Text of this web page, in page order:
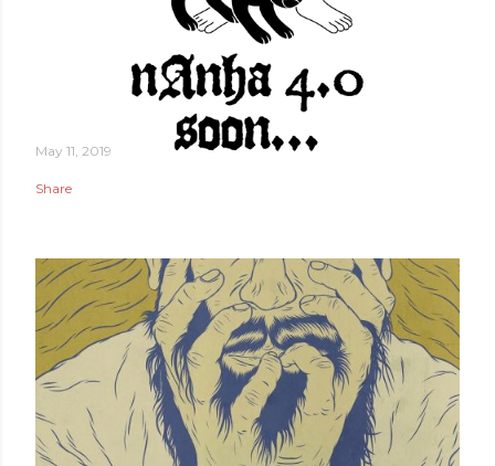
May 11, 2019
Share